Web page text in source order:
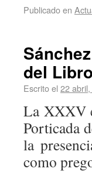
Publicado en
del
Escrito el 22
La XXXV
Porticada
la
como